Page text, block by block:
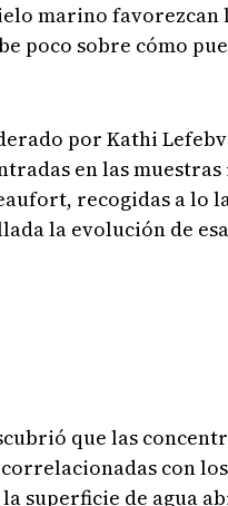
marino
poco sobre cómo
por Kathi
en las
recogidas a lo
la evolución de
que las
con
la superficie de agua